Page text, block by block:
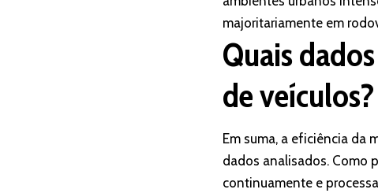
majoritariamente em
Quais
de veículos?
Em suma, a eficiência da
dados analisados. Como
continuamente e